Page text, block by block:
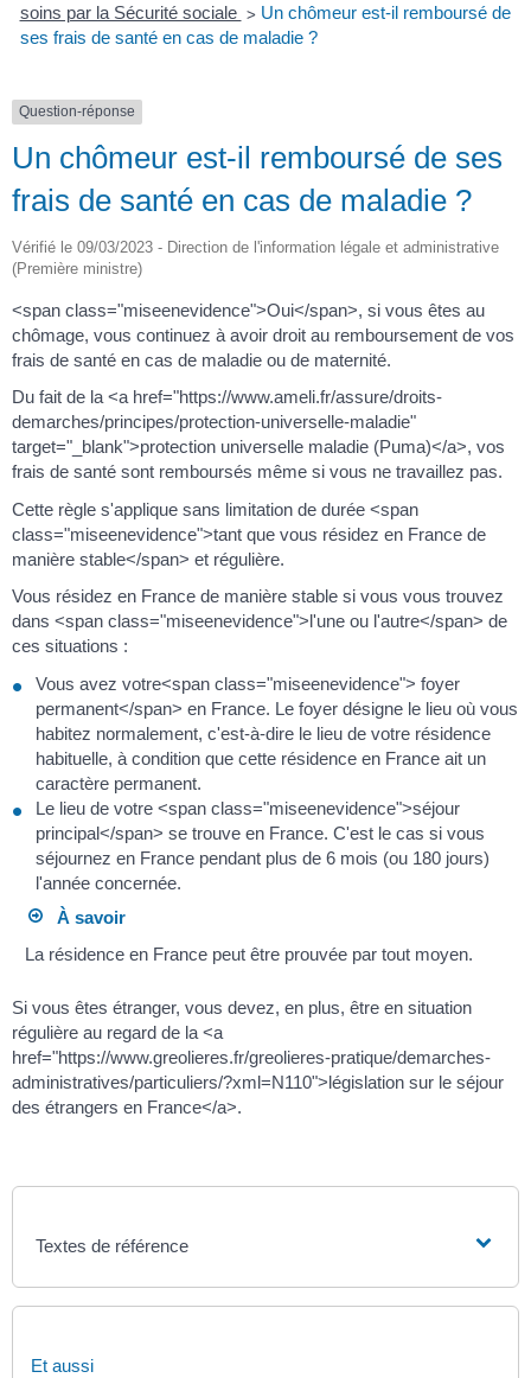
soins par la Sécurité sociale > Un chômeur est-il remboursé de
ses frais de santé en cas de maladie ?
Question-réponse
Un chômeur est-il remboursé de ses
frais de santé en cas de maladie ?
Vérifié le 09/03/2023 - Direction de l'information légale et administrative
(Première ministre)
<span class="miseenevidence">Oui</span>, si vous êtes au
chômage, vous continuez à avoir droit au remboursement de vos
frais de santé en cas de maladie ou de maternité.
Du fait de la <a href="https://www.ameli.fr/assure/droits-
demarches/principes/protection-universelle-maladie"
target="_blank">protection universelle maladie (Puma)</a>, vos
frais de santé sont remboursés même si vous ne travaillez pas.
Cette règle s'applique sans limitation de durée <span
class="miseenevidence">tant que vous résidez en France de
manière stable</span> et régulière.
Vous résidez en France de manière stable si vous vous trouvez
dans <span class="miseenevidence">l'une ou l'autre</span> de
ces situations :
Vous avez votre<span class="miseenevidence"> foyer
permanent</span> en France. Le foyer désigne le lieu où vous
habitez normalement, c'est-à-dire le lieu de votre résidence
habituelle, à condition que cette résidence en France ait un
caractère permanent.
Le lieu de votre <span class="miseenevidence">séjour
principal</span> se trouve en France. C'est le cas si vous
séjournez en France pendant plus de 6 mois (ou 180 jours)
l'année concernée.
À savoir
La résidence en France peut être prouvée par tout moyen.
Si vous êtes étranger, vous devez, en plus, être en situation
régulière au regard de la <a
href="https://www.greolieres.fr/greolieres-pratique/demarches-
administratives/particuliers/?xml=N110">législation sur le séjour
des étrangers en France</a>.
Textes de référence
Et aussi